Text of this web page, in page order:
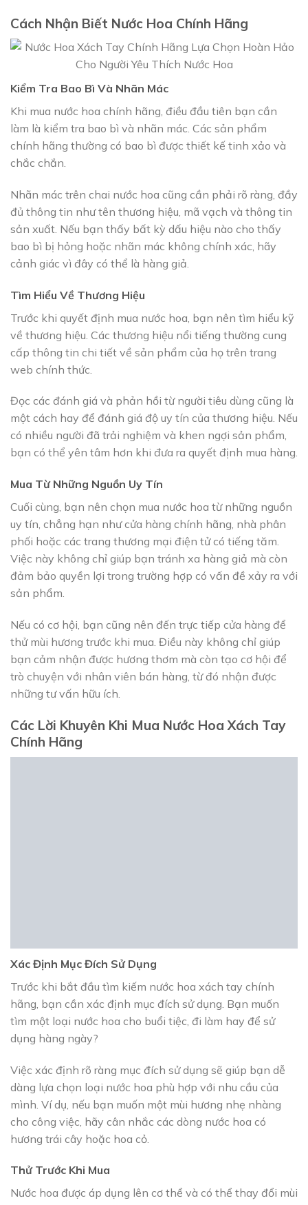
Cách Nhận Biết Nước Hoa Chính Hãng
Kiểm Tra Bao Bì Và Nhãn Mác
Khi mua nước hoa chính hãng, điều đầu tiên bạn cần
làm là kiểm tra bao bì và nhãn mác. Các sản phẩm
chính hãng thường có bao bì được thiết kế tinh xảo và
chắc chắn.
Nhãn mác trên chai nước hoa cũng cần phải rõ ràng, đầy
đủ thông tin như tên thương hiệu, mã vạch và thông tin
sản xuất. Nếu bạn thấy bất kỳ dấu hiệu nào cho thấy
bao bì bị hỏng hoặc nhãn mác không chính xác, hãy
cảnh giác vì đây có thể là hàng giả.
Tìm Hiểu Về Thương Hiệu
Trước khi quyết định mua nước hoa, bạn nên tìm hiểu kỹ
về thương hiệu. Các thương hiệu nổi tiếng thường cung
cấp thông tin chi tiết về sản phẩm của họ trên trang
web chính thức.
Đọc các đánh giá và phản hồi từ người tiêu dùng cũng là
một cách hay để đánh giá độ uy tín của thương hiệu. Nếu
có nhiều người đã trải nghiệm và khen ngợi sản phẩm,
bạn có thể yên tâm hơn khi đưa ra quyết định mua hàng.
Mua Từ Những Nguồn Uy Tín
Cuối cùng, bạn nên chọn mua nước hoa từ những nguồn
uy tín, chẳng hạn như cửa hàng chính hãng, nhà phân
phối hoặc các trang thương mại điện tử có tiếng tăm.
Việc này không chỉ giúp bạn tránh xa hàng giả mà còn
đảm bảo quyền lợi trong trường hợp có vấn đề xảy ra với
sản phẩm.
Nếu có cơ hội, bạn cũng nên đến trực tiếp cửa hàng để
thử mùi hương trước khi mua. Điều này không chỉ giúp
bạn cảm nhận được hương thơm mà còn tạo cơ hội để
trò chuyện với nhân viên bán hàng, từ đó nhận được
những tư vấn hữu ích.
Các Lời Khuyên Khi Mua Nước Hoa Xách Tay
Chính Hãng
Xác Định Mục Đích Sử Dụng
Trước khi bắt đầu tìm kiếm nước hoa xách tay chính
hãng, bạn cần xác định mục đích sử dụng. Bạn muốn
tìm một loại nước hoa cho buổi tiệc, đi làm hay để sử
dụng hàng ngày?
Việc xác định rõ ràng mục đích sử dụng sẽ giúp bạn dễ
dàng lựa chọn loại nước hoa phù hợp với nhu cầu của
mình. Ví dụ, nếu bạn muốn một mùi hương nhẹ nhàng
cho công việc, hãy cân nhắc các dòng nước hoa có
hương trái cây hoặc hoa cỏ.
Thử Trước Khi Mua
Nước hoa được áp dụng lên cơ thể và có thể thay đổi mùi